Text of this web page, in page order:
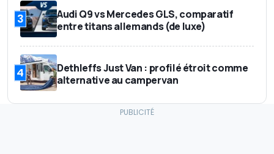
3
Audi Q9 vs Mercedes GLS, comparatif
entre titans allemands (de luxe)
4
Dethleffs Just Van : profilé étroit comme
alternative au campervan